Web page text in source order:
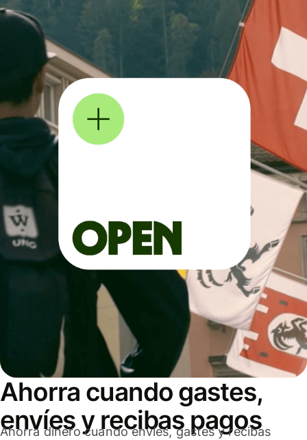
Ahorra cuando gastes,
envíes y recibas pagos
Ahorra dinero cuando envíes, gastes y recibas